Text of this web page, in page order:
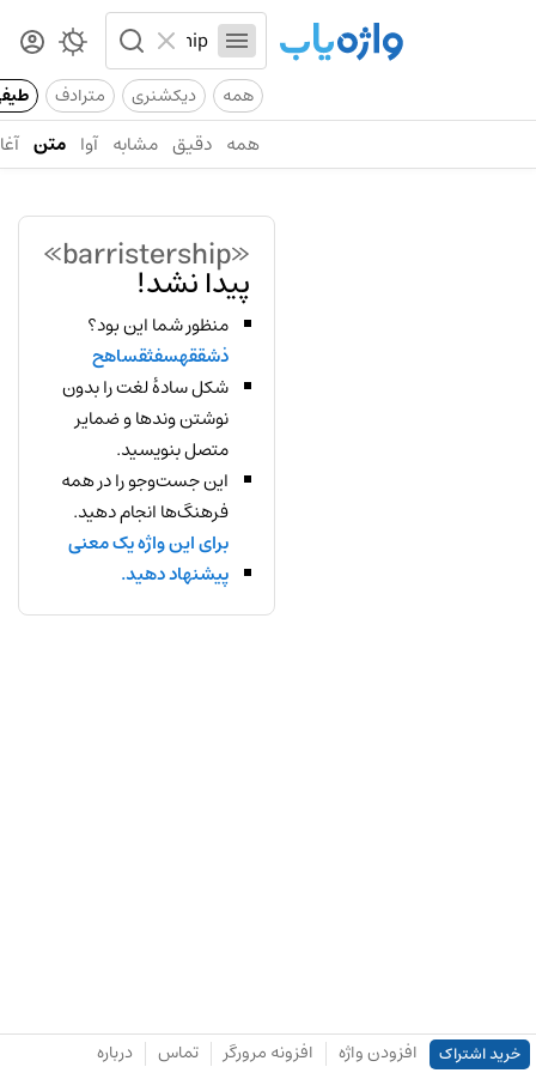
همه دیکشنری مترادف
همه دقیق مشابه آوا متن
«barristership»
پیدا نشد!
منظور شما این بود؟
ذشققهسفثقساهح
شکل سادهٔ لغت را بدون
نوشتن وندها و ضمایر
متصل بنویسید.
این جست‌وجو را در همه
فرهنگ‌ها انجام دهید.
برای این واژه یک معنی
پیشنهاد دهید.
خرید اشتراک افزودن واژه افزونه مرورگر تماس درباره